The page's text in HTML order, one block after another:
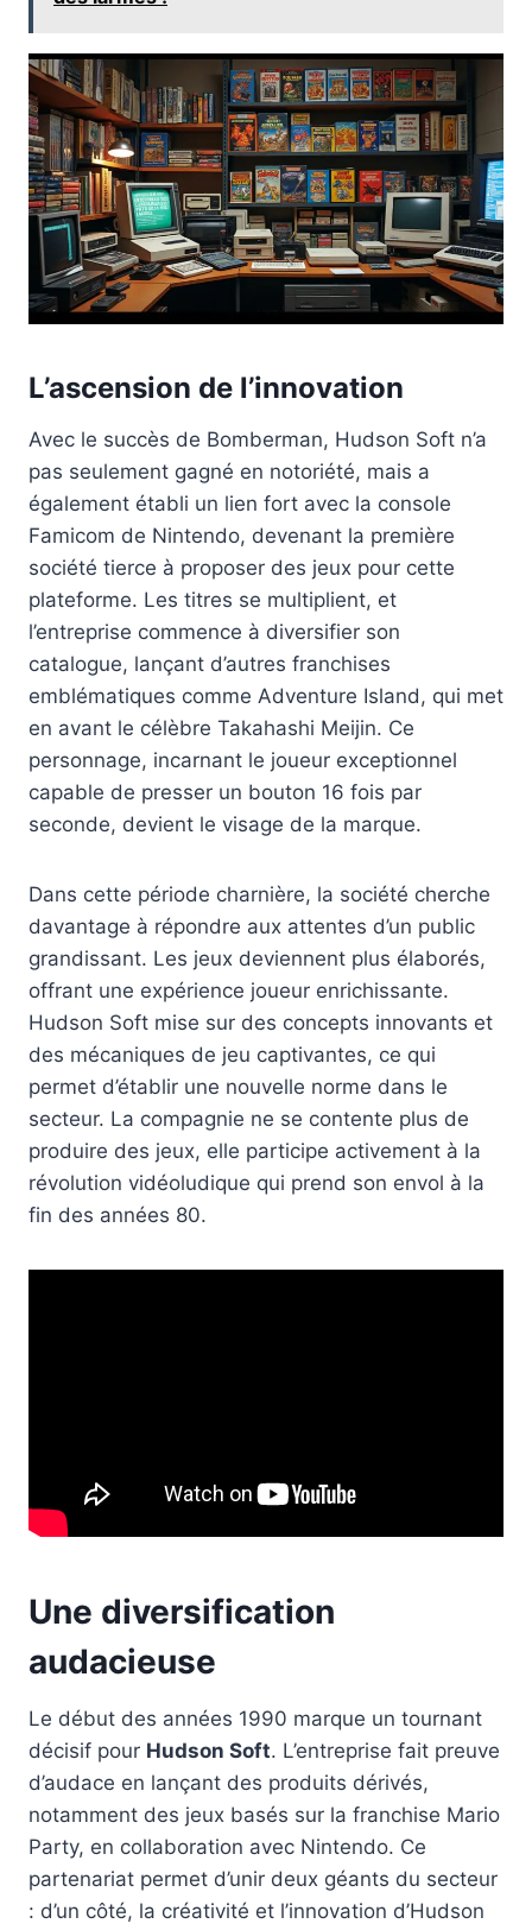
L’ascension de l’innovation
Avec le succès de Bomberman, Hudson Soft n’a
pas seulement gagné en notoriété, mais a
également établi un lien fort avec la console
Famicom de Nintendo, devenant la première
société tierce à proposer des jeux pour cette
plateforme. Les titres se multiplient, et
l’entreprise commence à diversifier son
catalogue, lançant d’autres franchises
emblématiques comme Adventure Island, qui met
en avant le célèbre Takahashi Meijin. Ce
personnage, incarnant le joueur exceptionnel
capable de presser un bouton 16 fois par
seconde, devient le visage de la marque.
Dans cette période charnière, la société cherche
davantage à répondre aux attentes d’un public
grandissant. Les jeux deviennent plus élaborés,
offrant une expérience joueur enrichissante.
Hudson Soft mise sur des concepts innovants et
des mécaniques de jeu captivantes, ce qui
permet d’établir une nouvelle norme dans le
secteur. La compagnie ne se contente plus de
produire des jeux, elle participe activement à la
révolution vidéoludique qui prend son envol à la
fin des années 80.
Une diversification
audacieuse
Le début des années 1990 marque un tournant
décisif pour Hudson Soft. L’entreprise fait preuve
d’audace en lançant des produits dérivés,
notamment des jeux basés sur la franchise Mario
Party, en collaboration avec Nintendo. Ce
partenariat permet d’unir deux géants du secteur
: d’un côté, la créativité et l’innovation d’Hudson